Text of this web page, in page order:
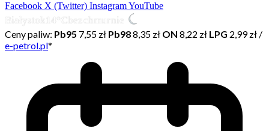
Facebook X (Twitter) InstagramYouTube
Białystok 14°C
Ceny paliw: Pb95 7,55 zł Pb988,35 zł ON 8,22 zł LPG 2,99 zł /
e-petrol.pl*